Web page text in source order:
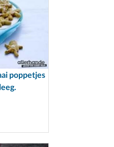
poppetjes